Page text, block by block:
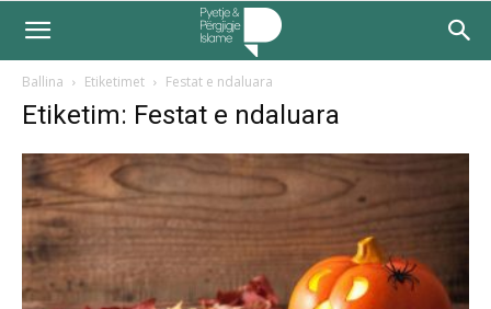
Ballina Etiketimet Festat e ndaluara
Etiketim: Festat e ndaluara